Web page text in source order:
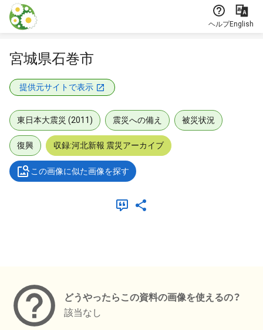
本文に飛ぶ
ヘルプEnglish
宮城県石巻市
提供元サイトで表示
東日本大震災 (2011) 震災への備え 被災状況
復興 収録:河北新報 震災アーカイブ
この画像に似た画像を探す
どうやったらこの資料の画像を使えるの？
該当なし